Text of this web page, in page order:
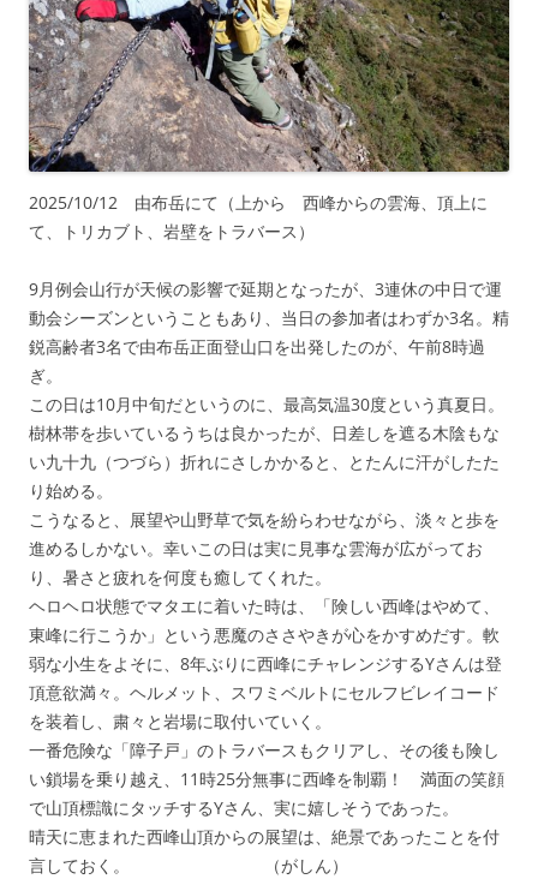
2025/10/12 由布岳にて（上から 西峰からの雲海、頂上に
て、トリカブト、岩壁をトラバース）
9月例会山行が天候の影響で延期となったが、3連休の中日で運
動会シーズンということもあり、当日の参加者はわずか3名。精
鋭高齢者3名で由布岳正面登山口を出発したのが、午前8時過
ぎ。
この日は10月中旬だというのに、最高気温30度という真夏日。
樹林帯を歩いているうちは良かったが、日差しを遮る木陰もな
い九十九（つづら）折れにさしかかると、とたんに汗がしたた
り始める。
こうなると、展望や山野草で気を紛らわせながら、淡々と歩を
進めるしかない。幸いこの日は実に見事な雲海が広がってお
り、暑さと疲れを何度も癒してくれた。
ヘロヘロ状態でマタエに着いた時は、「険しい西峰はやめて、
東峰に行こうか」という悪魔のささやきが心をかすめだす。軟
弱な小生をよそに、8年ぶりに西峰にチャレンジするYさんは登
頂意欲満々。ヘルメット、スワミベルトにセルフビレイコード
を装着し、粛々と岩場に取付いていく。
一番危険な「障子戸」のトラバースもクリアし、その後も険し
い鎖場を乗り越え、11時25分無事に西峰を制覇！ 満面の笑顔
で山頂標識にタッチするYさん、実に嬉しそうであった。
晴天に恵まれた西峰山頂からの展望は、絶景であったことを付
言しておく。 （がしん）